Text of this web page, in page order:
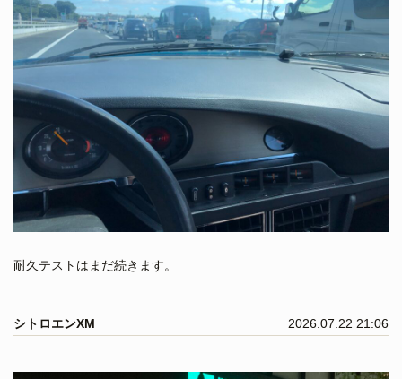
耐久テストはまだ続きます。
シトロエンXM 2026.07.22 21:06